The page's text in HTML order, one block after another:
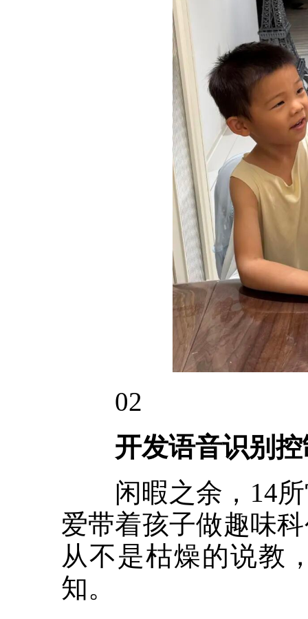
02
开发语音识别控
闲暇之余，14所
爱带着孩子做趣味
从不是枯燥的说教
知。